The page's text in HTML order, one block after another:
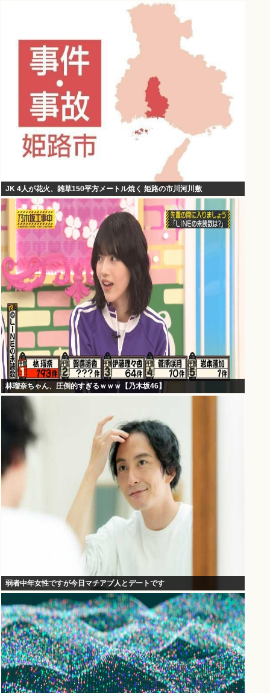
JK 4人が花火、雑草150平方メートル焼く 姫路の市川河川敷
林瑠奈ちゃん、圧倒的すぎるｗｗｗ【乃木坂46】
弱者中年女性ですが今日マチアプ人とデートです